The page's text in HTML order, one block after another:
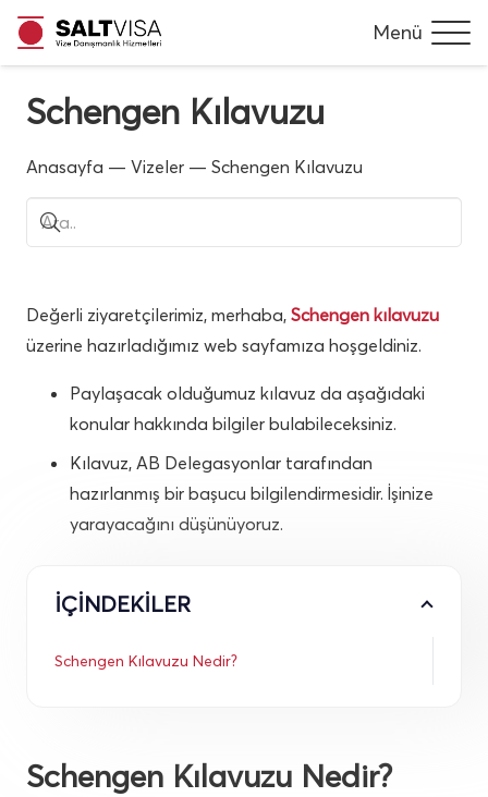
Menü
Schengen Kılavuzu
Anasayfa — Vizeler — Schengen Kılavuzu
Değerli ziyaretçilerimiz, merhaba, Schengen kılavuzu
üzerine hazırladığımız web sayfamıza hoşgeldiniz.
Paylaşacak olduğumuz kılavuz da aşağıdaki
konular hakkında bilgiler bulabileceksiniz.
Kılavuz, AB Delegasyonlar tarafından
hazırlanmış bir başucu bilgilendirmesidir. İşinize
yarayacağını düşünüyoruz.
İÇİNDEKİLER
Schengen Kılavuzu Nedir?
Schengen Kılavuzu Nedir?